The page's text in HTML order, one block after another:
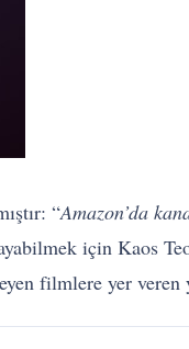
“Amazon’da
için Kaos
filmlere yer veren